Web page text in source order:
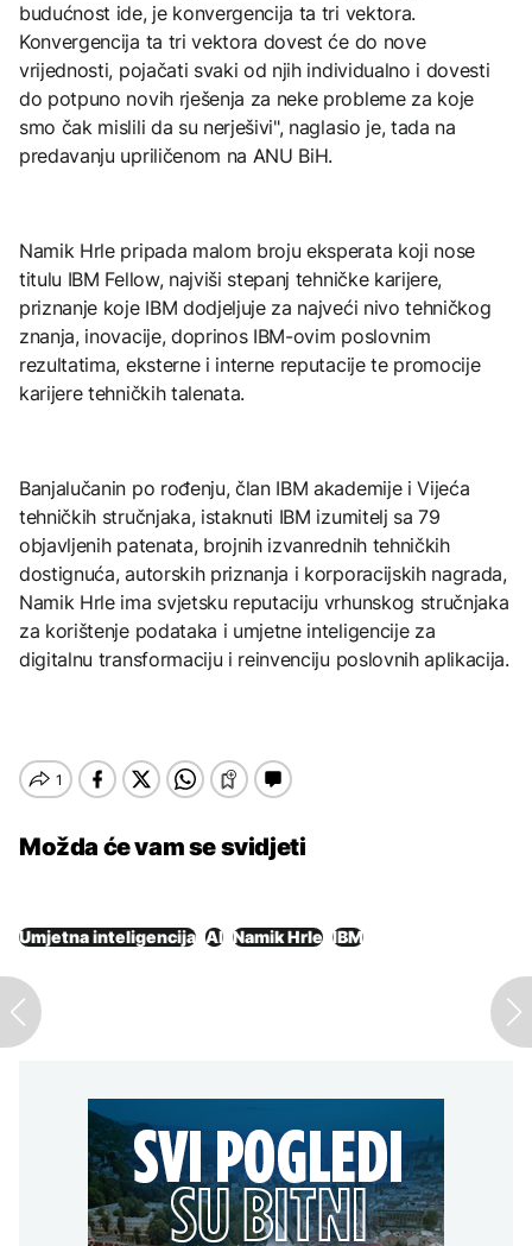
budućnost ide, je konvergencija ta tri vektora.
Konvergencija ta tri vektora dovest će do nove
vrijednosti, pojačati svaki od njih individualno i dovesti
do potpuno novih rješenja za neke probleme za koje
smo čak mislili da su nerješivi", naglasio je, tada na
predavanju upriličenom na ANU BiH.
Namik Hrle pripada malom broju eksperata koji nose
titulu IBM Fellow, najviši stepanj tehničke karijere,
priznanje koje IBM dodjeljuje za najveći nivo tehničkog
znanja, inovacije, doprinos IBM-ovim poslovnim
rezultatima, eksterne i interne reputacije te promocije
karijere tehničkih talenata.
Banjalučanin po rođenju, član IBM akademije i Vijeća
tehničkih stručnjaka, istaknuti IBM izumitelj sa 79
objavljenih patenata, brojnih izvanrednih tehničkih
dostignuća, autorskih priznanja i korporacijskih nagrada,
Namik Hrle ima svjetsku reputaciju vrhunskog stručnjaka
za korištenje podataka i umjetne inteligencije za
digitalnu transformaciju i reinvenciju poslovnih aplikacija.
Možda će vam se svidjeti
Umjetna inteligencija AI Namik Hrle IBM